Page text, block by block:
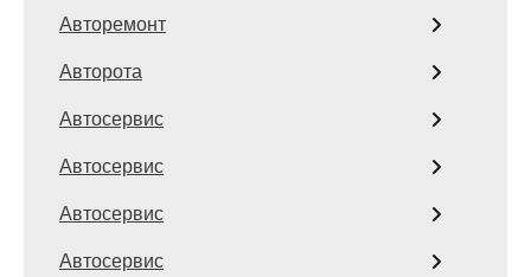
Авторемонт
Авторота
Автосервис
Автосервис
Автосервис
Автосервис